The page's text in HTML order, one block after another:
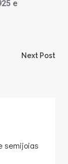
e
Next Post
semijoias